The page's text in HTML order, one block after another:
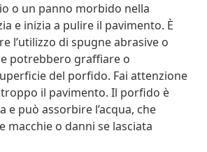
o un panno morbido nella
e inizia a pulire il pavimento. È
l’utilizzo di spugne abrasive o
potrebbero graffiare o
del porfido. Fai attenzione
il pavimento. Il porfido è
e può assorbire l’acqua, che
macchie o danni se lasciata